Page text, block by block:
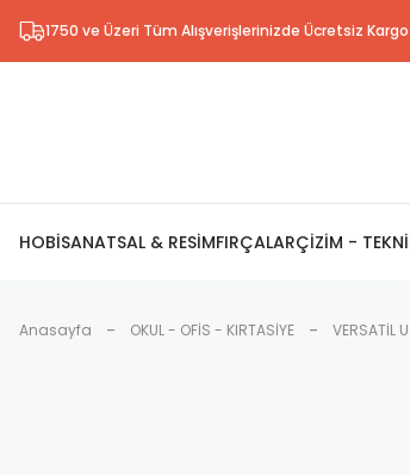
1750 ve Üzeri Tüm Alışverişlerinizde Ücretsiz
HOBİSANATSAL & RESİMFIRÇALARÇİZİM -
Anasayfa OKUL - OFİS - KIRTASİYE VERSATİL